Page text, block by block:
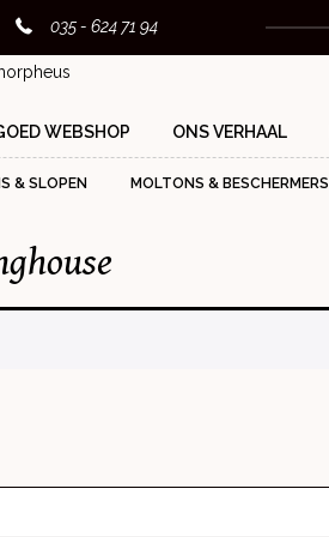
035 - 624 71 94
WEBSHOP ONS VERHAAL
& SLOPEN MOLTONS & BESCHERMERS